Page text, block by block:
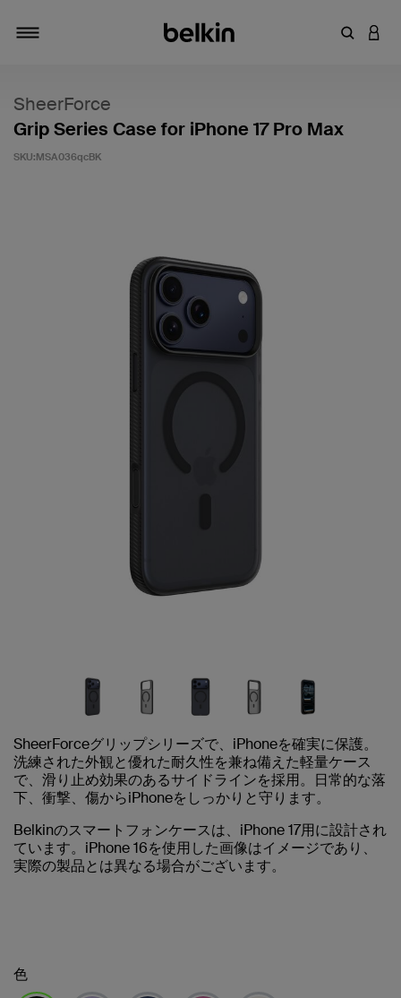
キーワアカ
SheerForce
Grip Series Case for iPhone 17 Pro Max
SKU:MSA036qcBK
SheerForceグリップシリーズで、iPhoneを確実に保護。
洗練された外観と優れた耐久性を兼ね備えた軽量ケース
で、滑り止め効果のあるサイドラインを採用。日常的な落
下、衝撃、傷からiPhoneをしっかりと守ります。
Belkinのスマートフォンケースは、iPhone 17用に設計され
ています。iPhone 16を使用した画像はイメージであり、
実際の製品とは異なる場合がございます。
色